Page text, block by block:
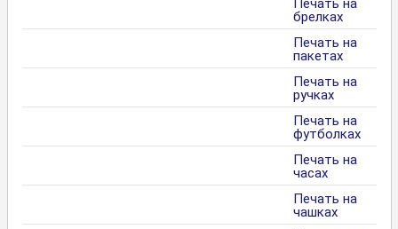
Печать на
брелках
Печать на
пакетах
Печать на
ручках
Печать на
футболках
Печать на
часах
Печать на
чашках